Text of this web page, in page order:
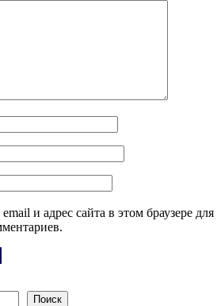
и адрес сайта в этом браузере для
Поиск